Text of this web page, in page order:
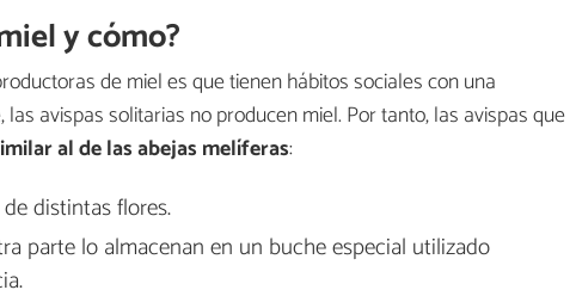
y cómo?
de miel es que tienen hábitos sociales con una
avispas solitarias no producen miel. Por tanto, las avispas que
al de las abejas melíferas:
distintas flores.
parte lo almacenan en un buche especial utilizado